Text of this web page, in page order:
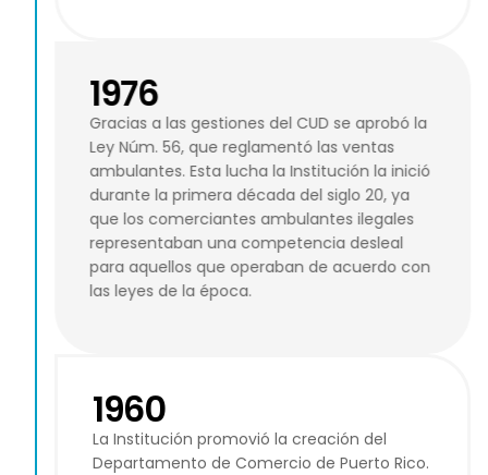
1976
Gracias a las gestiones del CUD se aprobó la
Ley Núm. 56, que reglamentó las ventas
ambulantes. Esta lucha la Institución la inició
durante la primera década del siglo 20, ya
que los comerciantes ambulantes ilegales
representaban una competencia desleal
para aquellos que operaban de acuerdo con
las leyes de la época.
1960
La Institución promovió la creación del
Departamento de Comercio de Puerto Rico.